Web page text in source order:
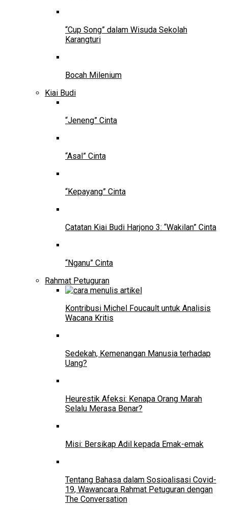
“Cup Song” dalam Wisuda Sekolah
Karangturi
Bocah Milenium
Kiai Budi
“Jeneng” Cinta
“Asal” Cinta
“Kepayang” Cinta
Catatan Kiai Budi Harjono 3: “Wakilan” Cinta
“Nganu” Cinta
Rahmat Petuguran
Kontribusi Michel Foucault untuk Analisis
Wacana Kritis
Sedekah, Kemenangan Manusia terhadap
Uang?
Heurestik Afeksi: Kenapa Orang Marah
Selalu Merasa Benar?
Misi: Bersikap Adil kepada Emak-emak
Tentang Bahasa dalam Sosioalisasi Covid-
19, Wawancara Rahmat Petuguran dengan
The Conversation